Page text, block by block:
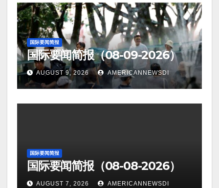
国际要闻简报
国际要闻简报（08-09-2026）
AUGUST 9, 2026 AMERICANNEWSDI
国际要闻简报
国际要闻简报（08-08-2026）
AUGUST 7, 2026 AMERICANNEWSDI